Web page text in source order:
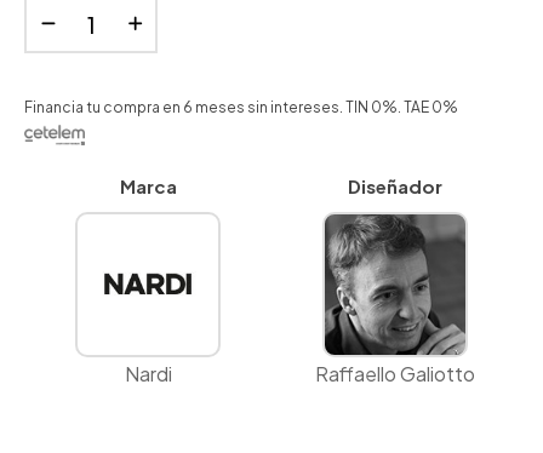
Financia tu compra en 6 meses sin intereses. TIN 0%. TAE 0%
Marca
Nardi
Diseñador
Raffaello Galiotto